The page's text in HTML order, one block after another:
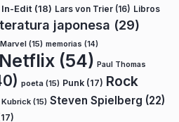
In-Edit (18) Lars von Trier (16) Libros
japonesa (29)
Marvel (15) memorias (14)
Netflix (54) Paul Thomas
poeta (15) Punk (17) Rock
(15) Steven Spielberg (22)